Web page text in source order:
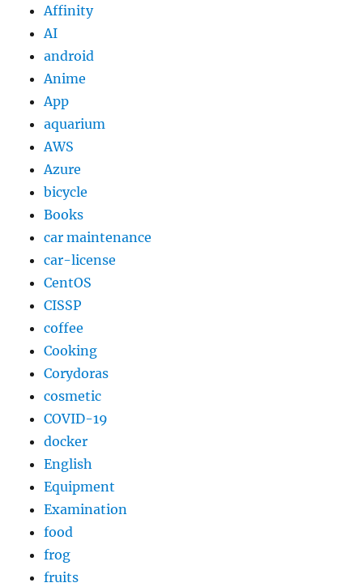
Affinity
AI
android
Anime
App
aquarium
AWS
Azure
bicycle
Books
car maintenance
car-license
CentOS
CISSP
coffee
Cooking
Corydoras
cosmetic
COVID-19
docker
English
Equipment
Examination
food
frog
fruits